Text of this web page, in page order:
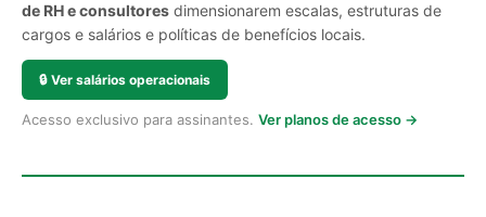
de RH e consultores dimensionarem escalas, estruturas de
cargos e salários e políticas de benefícios locais.
🔒 Ver salários operacionais
Acesso exclusivo para assinantes. Ver planos de acesso →